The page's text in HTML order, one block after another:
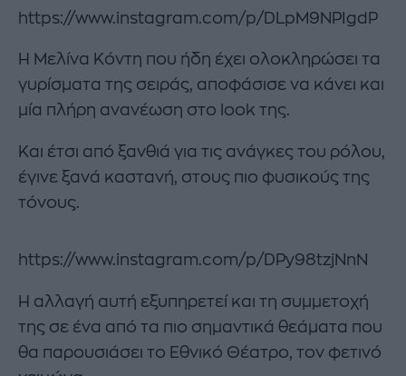
https://www.instagram.com/p/DLpM9NPIgdP
Η Μελίνα Κόντη που ήδη έχει ολοκληρώσει τα
γυρίσματα της σειράς, αποφάσισε να κάνει και
μία πλήρη ανανέωση στο look της.
Και έτσι από ξανθιά για τις ανάγκες του ρόλου,
έγινε ξανά καστανή, στους πιο φυσικούς της
τόνους.
https://www.instagram.com/p/DPy98tzjNnN
Η αλλαγή αυτή εξυπηρετεί και τη συμμετοχή
της σε ένα από τα πιο σημαντικά θεάματα που
θα παρουσιάσει το Εθνικό Θέατρο, τον φετινό